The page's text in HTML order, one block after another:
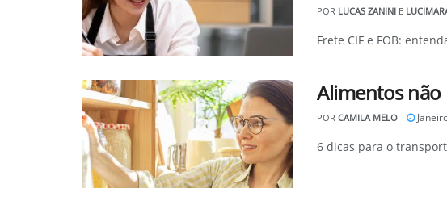
POR LUCAS ZANINI E
Frete CIF e FOB:
Alimentos não
POR CAMILA MELO
6 dicas para o